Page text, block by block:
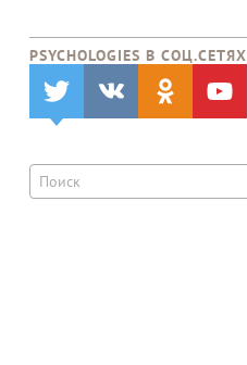
PSYCHOLOGIES В CОЦ.СЕТЯХ